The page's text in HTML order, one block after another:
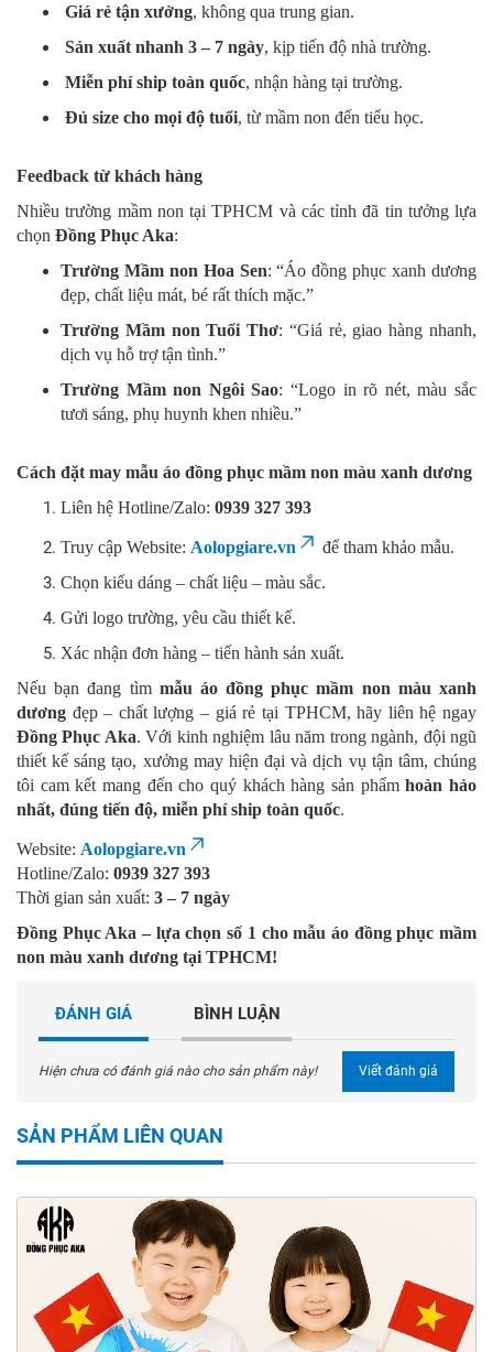
Giá rẻ tận xưởng, không qua trung gian.
Sản xuất nhanh 3 – 7 ngày, kịp tiến độ nhà trường.
Miễn phí ship toàn quốc, nhận hàng tại trường.
Đủ size cho mọi độ tuổi, từ mầm non đến tiểu học.
Feedback từ khách hàng
Nhiều trường mầm non tại TPHCM và các tỉnh đã tin tưởng lựa
chọn Đồng Phục Aka:
Trường Mầm non Hoa Sen: “Áo đồng phục xanh dương
đẹp, chất liệu mát, bé rất thích mặc.”
Trường Mầm non Tuổi Thơ: “Giá rẻ, giao hàng nhanh,
dịch vụ hỗ trợ tận tình.”
Trường Mầm non Ngôi Sao: “Logo in rõ nét, màu sắc
tươi sáng, phụ huynh khen nhiều.”
Cách đặt may mẫu áo đồng phục mầm non màu xanh dương
Liên hệ Hotline/Zalo: 0939 327 393
Truy cập Website: Aolopgiare.vn
để tham khảo mẫu.
Chọn kiểu dáng – chất liệu – màu sắc.
Gửi logo trường, yêu cầu thiết kế.
Xác nhận đơn hàng – tiến hành sản xuất.
Nếu bạn đang tìm mẫu áo đồng phục mầm non màu xanh
dương đẹp – chất lượng – giá rẻ tại TPHCM, hãy liên hệ ngay
Đồng Phục Aka. Với kinh nghiệm lâu năm trong ngành, đội ngũ
thiết kế sáng tạo, xưởng may hiện đại và dịch vụ tận tâm, chúng
tôi cam kết mang đến cho quý khách hàng sản phẩmhoàn hảo
nhất, đúng tiến độ, miễn phí ship toàn quốc.
Website: Aolopgiare.vn
Hotline/Zalo: 0939 327 393
Thời gian sản xuất: 3 – 7 ngày
Đồng Phục Aka – lựa chọn số 1 cho mẫu áo đồng phục mầm
non màu xanh dương tại TPHCM!
ĐÁNH GIÁ BÌNH LUẬN
Hiện chưa có đánh giá nào cho sản phẩm này! Viết đánh giá
SẢN PHẨM LIÊN QUAN